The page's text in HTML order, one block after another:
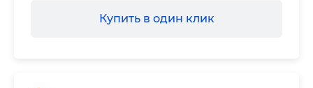
Купить в один клик